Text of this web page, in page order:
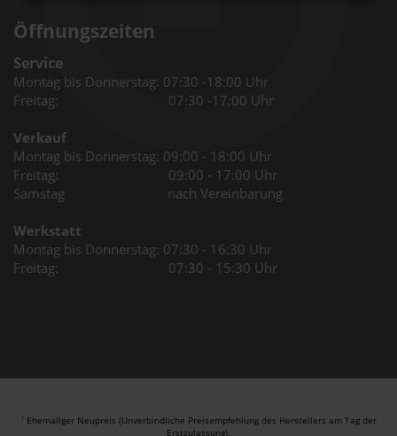
Öffnungszeiten
Service
Montag bis Donnerstag: 07:30 -18:00 Uhr
Freitag: 07:30 -17:00 Uhr
Verkauf
Montag bis Donnerstag: 09:00 - 18:00 Uhr
Freitag: 09:00 - 17:00 Uhr
Samstag nach Vereinbarung
Werkstatt
Montag bis Donnerstag: 07:30 - 16:30 Uhr
Freitag: 07:30 - 15:30 Uhr
1 Ehemaliger Neupreis (Unverbindliche Preisempfehlung des Herstellers am Tag der
Erstzulassung).